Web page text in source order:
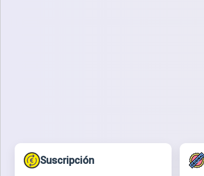
Suscripción